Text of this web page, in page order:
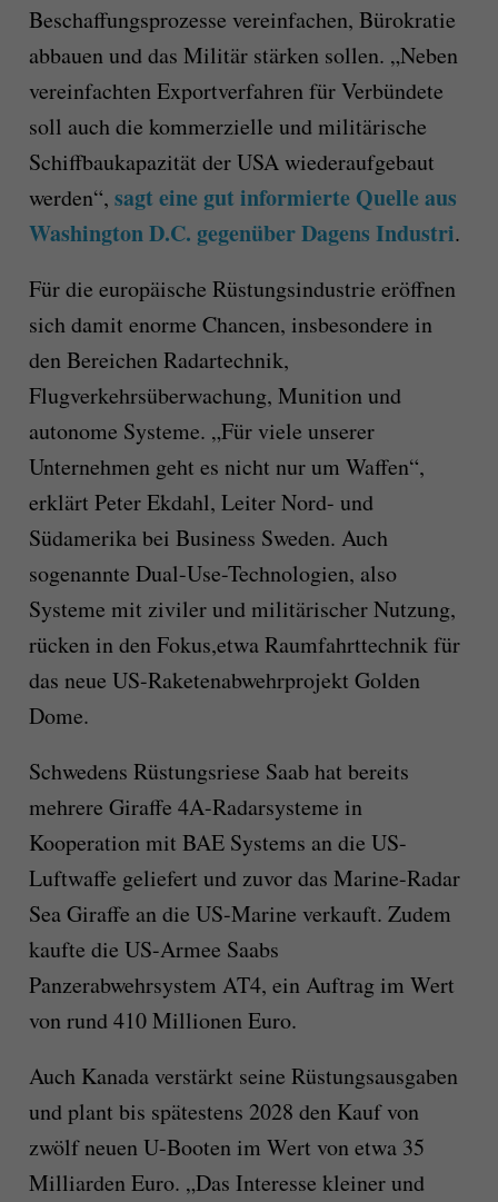
Beschaffungsprozesse vereinfachen, Bürokratie
abbauen und das Militär stärken sollen. „Neben
vereinfachten Exportverfahren für Verbündete
soll auch die kommerzielle und militärische
Schiffbaukapazität der USA wiederaufgebaut
werden“, sagt eine gut informierte Quelle aus
Washington D.C. gegenüber Dagens Industri.
Für die europäische Rüstungsindustrie eröffnen
sich damit enorme Chancen, insbesondere in
den Bereichen Radartechnik,
Flugverkehrsüberwachung, Munition und
autonome Systeme. „Für viele unserer
Unternehmen geht es nicht nur um Waffen“,
erklärt Peter Ekdahl, Leiter Nord- und
Südamerika bei Business Sweden. Auch
sogenannte Dual-Use-Technologien, also
Systeme mit ziviler und militärischer Nutzung,
rücken in den Fokus,etwa Raumfahrttechnik für
das neue US-Raketenabwehrprojekt Golden
Dome.
Schwedens Rüstungsriese Saab hat bereits
mehrere Giraffe 4A-Radarsysteme in
Kooperation mit BAE Systems an die US-
Luftwaffe geliefert und zuvor das Marine-Radar
Sea Giraffe an die US-Marine verkauft. Zudem
kaufte die US-Armee Saabs
Panzerabwehrsystem AT4, ein Auftrag im Wert
von rund 410 Millionen Euro.
Auch Kanada verstärkt seine Rüstungsausgaben
und plant bis spätestens 2028 den Kauf von
zwölf neuen U-Booten im Wert von etwa 35
Milliarden Euro. „Das Interesse kleiner und